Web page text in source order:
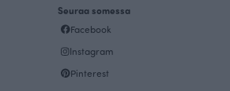
Seuraa somessa
Facebook
Instagram
Pinterest